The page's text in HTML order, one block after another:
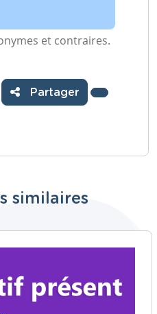
et contraires.
Partager
similaires